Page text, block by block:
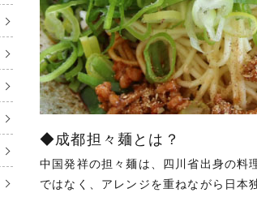
◆成都担々麺とは？
中国発祥の担々麺は、四川省出身の料
ではなく、アレンジを重ねながら日本